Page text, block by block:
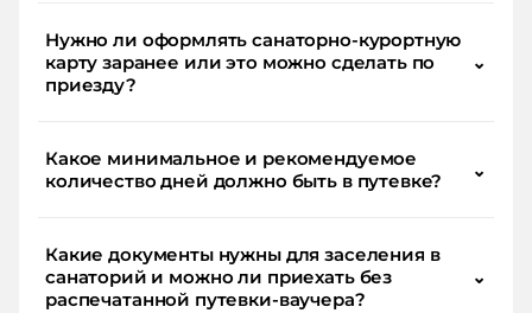
Нужно ли оформлять санаторно-курортную
карту заранее или это можно сделать по
приезду?
⌄
Какое минимальное и рекомендуемое
количество дней должно быть в путевке?
⌄
Какие документы нужны для заселения в
санаторий и можно ли приехать без
распечатанной путевки-ваучера?
⌄